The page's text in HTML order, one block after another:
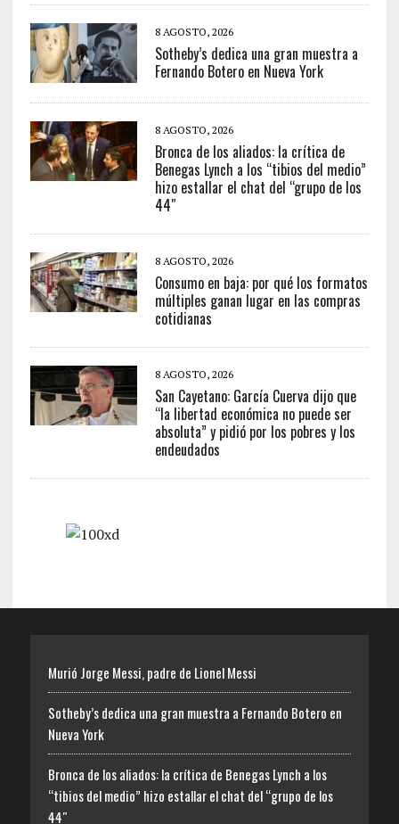
8 AGOSTO, 2026
Sotheby’s dedica una gran muestra a
Fernando Botero en Nueva York
8 AGOSTO, 2026
Bronca de los aliados: la crítica de
Benegas Lynch a los “tibios del medio”
hizo estallar el chat del “grupo de los
44″
8 AGOSTO, 2026
Consumo en baja: por qué los formatos
múltiples ganan lugar en las compras
cotidianas
8 AGOSTO, 2026
San Cayetano: García Cuerva dijo que
“la libertad económica no puede ser
absoluta” y pidió por los pobres y los
endeudados
Murió Jorge Messi, padre de Lionel Messi
Sotheby’s dedica una gran muestra a Fernando Botero en
Nueva York
Bronca de los aliados: la crítica de Benegas Lynch a los
“tibios del medio” hizo estallar el chat del “grupo de los
44″